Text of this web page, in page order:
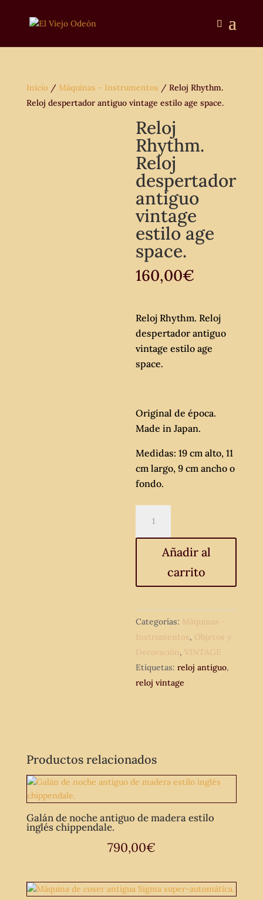
Inicio/ Máquinas - Instrumentos / Reloj Rhythm.
Reloj despertador antiguo vintage estilo age space.
Reloj
Rhythm.
Reloj
despertador
antiguo
vintage
estilo age
space.
160,00€
Reloj Rhythm. Reloj
despertador antiguo
vintage estilo age
space.
Original de época.
Made in Japan.
Medidas: 19 cm alto, 11
cm largo, 9 cm ancho o
fondo.
Rhythm.
Reloj
despertador
vintage
age
space.
cantidad
Añadir al
carrito
Categorías: Máquinas -
Instrumentos, Objetos y
Decoración, VINTAGE
Etiquetas:reloj antiguo,
reloj vintage
Productos relacionados
Galán de noche antiguo de madera estilo
inglés chippendale.
790,00€